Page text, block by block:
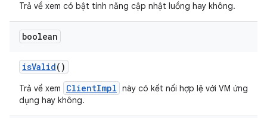
Trả về xem có bật tính năng cập nhật luồng hay không.
boolean
isValid()
Trả về xem ClientImpl này có kết nối hợp lệ với VM ứng
dụng hay không.